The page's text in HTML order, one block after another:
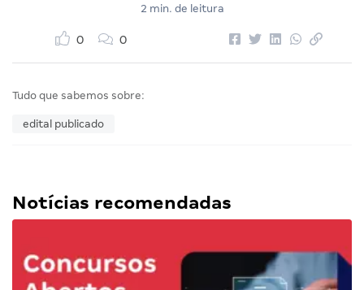
2 min. de leitura
0 0
Tudo que sabemos sobre:
edital publicado
Notícias recomendadas